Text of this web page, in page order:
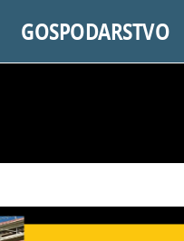
GOSPODARSTVO